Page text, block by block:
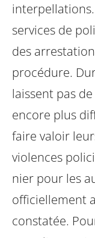
services de
des
procédure.
laissent pas
encore plus
faire valoir
violences
nier pour les
officiellement
constatée.